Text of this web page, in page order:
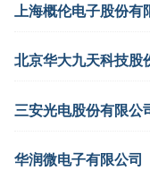
上海概伦电子股份有
北京华大九天科技股
三安光电股份有限公
华润微电子有限公司